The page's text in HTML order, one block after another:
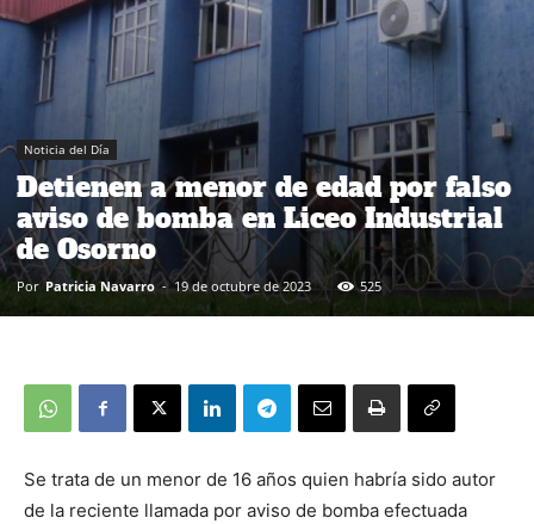
Noticia del Día
Detienen a menor de edad por falso
aviso de bomba en Liceo Industrial
de Osorno
Por Patricia Navarro - 19 de octubre de 2023 525
Se trata de un menor de 16 años quien habría sido autor
de la reciente llamada por aviso de bomba efectuada